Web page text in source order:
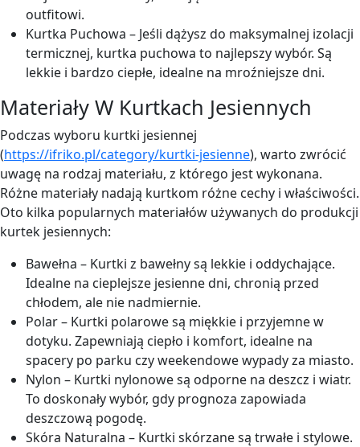
outfitowi.
Kurtka Puchowa – Jeśli dążysz do maksymalnej izolacji
termicznej, kurtka puchowa to najlepszy wybór. Są
lekkie i bardzo ciepłe, idealne na mroźniejsze dni.
Materiały W Kurtkach Jesiennych
Podczas wyboru kurtki jesiennej
(https://ifriko.pl/category/kurtki-jesienne), warto zwrócić
uwagę na rodzaj materiału, z którego jest wykonana.
Różne materiały nadają kurtkom różne cechy i właściwości.
Oto kilka popularnych materiałów używanych do produkcji
kurtek jesiennych:
Bawełna – Kurtki z bawełny są lekkie i oddychające.
Idealne na cieplejsze jesienne dni, chronią przed
chłodem, ale nie nadmiernie.
Polar – Kurtki polarowe są miękkie i przyjemne w
dotyku. Zapewniają ciepło i komfort, idealne na
spacery po parku czy weekendowe wypady za miasto.
Nylon – Kurtki nylonowe są odporne na deszcz i wiatr.
To doskonały wybór, gdy prognoza zapowiada
deszczową pogodę.
Skóra Naturalna – Kurtki skórzane są trwałe i stylowe.